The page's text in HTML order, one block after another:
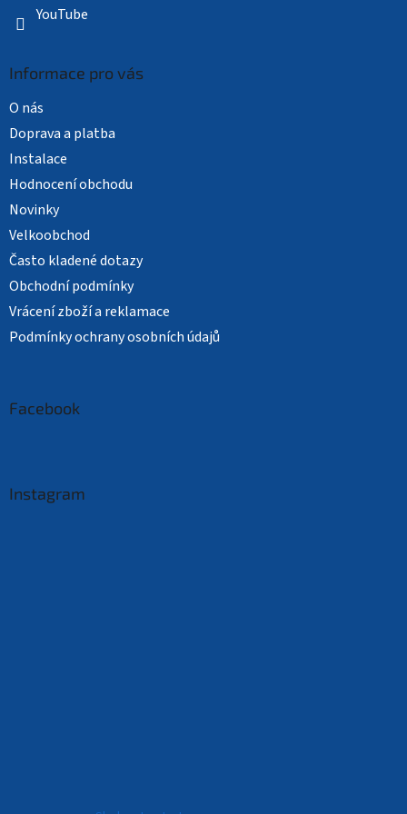
YouTube
Informace pro vás
O nás
Doprava a platba
Instalace
Hodnocení obchodu
Novinky
Velkoobchod
Často kladené dotazy
Obchodní podmínky
Vrácení zboží a reklamace
Podmínky ochrany osobních údajů
Facebook
Instagram